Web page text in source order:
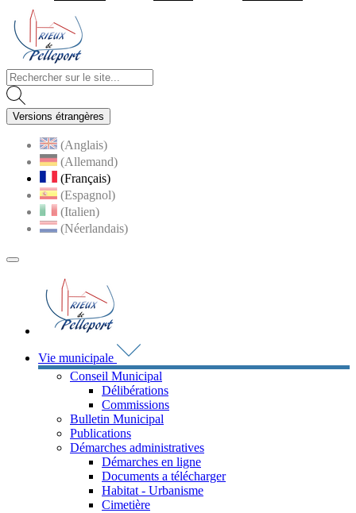
Versions étrangères
(Anglais)
(Allemand)
(Français)
(Espagnol)
(Italien)
(Néerlandais)
MENU
PRINCIPAL
Vie municipale
Conseil Municipal
Délibérations
Commissions
Bulletin Municipal
Publications
Démarches administratives
Démarches en ligne
Documents a télécharger
Habitat - Urbanisme
Cimetière